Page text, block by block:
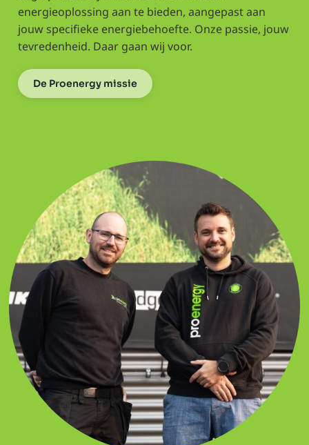
energieoplossing aan te bieden, aangepast aan
jouw specifieke energiebehoefte. Onze passie, jouw
tevredenheid. Daar gaan wij voor.
De Proenergy missie